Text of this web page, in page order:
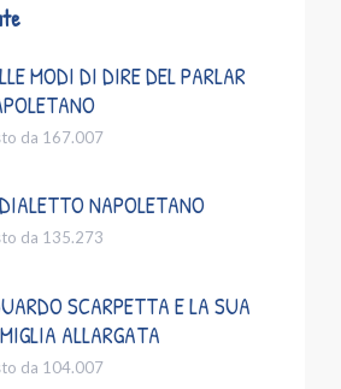
MODI DI DIRE DEL PARLAR
da 167.007
NAPOLETANO
da 135.273
SCARPETTA E LA SUA
ALLARGATA
da 104.007